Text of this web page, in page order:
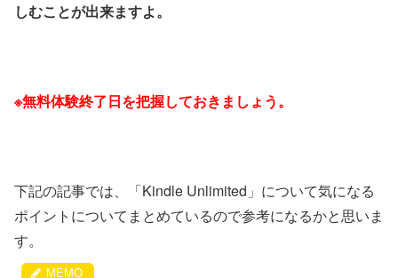
しむことが出来ますよ。
※無料体験終了日を把握しておきましょう。
下記の記事では、「Kindle Unlimited」について気になる
ポイントについてまとめているので参考になるかと思いま
す。